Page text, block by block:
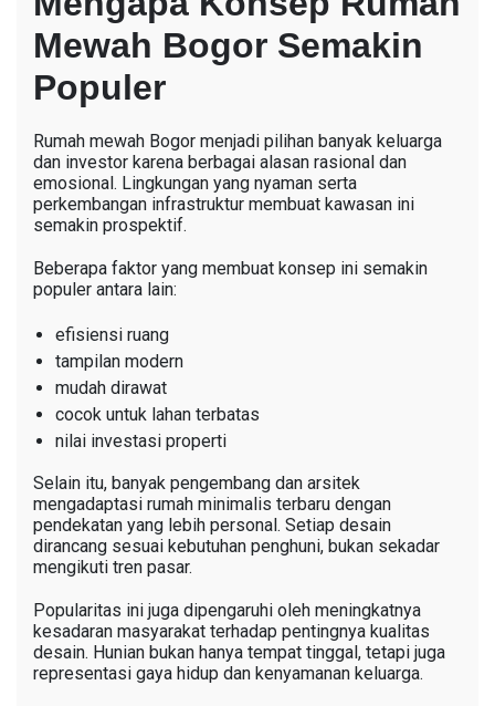
Mewah Bogor Semakin
Populer
Rumah mewah Bogor menjadi pilihan banyak keluarga
dan investor karena berbagai alasan rasional dan
emosional. Lingkungan yang nyaman serta
perkembangan infrastruktur membuat kawasan ini
semakin prospektif.
Beberapa faktor yang membuat konsep ini semakin
populer antara lain:
efisiensi ruang
tampilan modern
mudah dirawat
cocok untuk lahan terbatas
nilai investasi properti
Selain itu, banyak pengembang dan arsitek
mengadaptasi rumah minimalis terbaru dengan
pendekatan yang lebih personal. Setiap desain
dirancang sesuai kebutuhan penghuni, bukan sekadar
mengikuti tren pasar.
Popularitas ini juga dipengaruhi oleh meningkatnya
kesadaran masyarakat terhadap pentingnya kualitas
desain. Hunian bukan hanya tempat tinggal, tetapi juga
representasi gaya hidup dan kenyamanan keluarga.